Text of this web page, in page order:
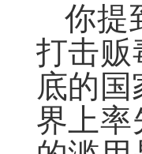
你提
打击贩
底的
界上